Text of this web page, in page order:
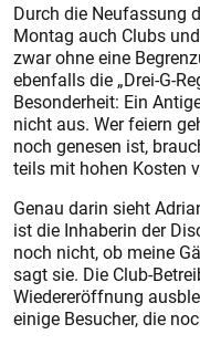
Durch die Neufassung
Montag auch Clubs
zwar ohne eine
ebenfalls die „Drei-G-
Besonderheit: Ein
nicht aus. Wer feiern
noch genesen ist,
teils mit hohen Kosten
Genau darin sieht
ist die Inhaberin der
noch nicht, ob meine
sagt sie. Die Club-
Wiedereröffnung
einige Besucher, die